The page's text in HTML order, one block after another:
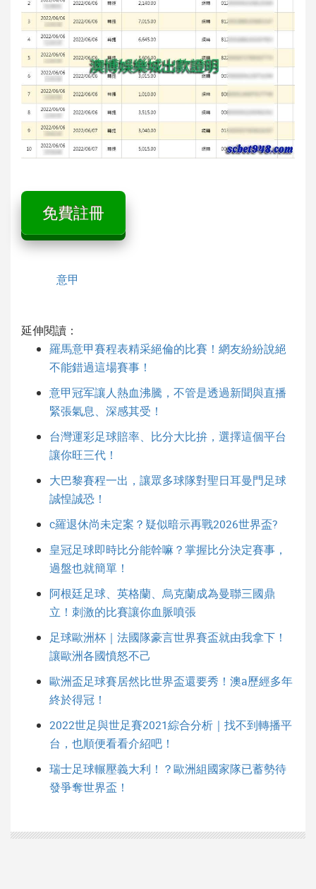
免費註冊
意甲
延伸閱讀：
羅馬意甲賽程表精采絕倫的比賽！網友紛紛說絕
不能錯過這場賽事！
意甲冠军讓人熱血沸騰，不管是透過新聞與直播
緊張氣息、深感其受！
台灣運彩足球賠率、比分大比拚，選擇這個平台
讓你旺三代！
大巴黎賽程一出，讓眾多球隊對聖日耳曼門足球
誠惶誠恐！
c羅退休尚未定案？疑似暗示再戰2026世界盃?
皇冠足球即時比分能幹嘛？掌握比分決定賽事，
過盤也就簡單！
阿根廷足球、英格蘭、烏克蘭成為曼聯三國鼎
立！刺激的比賽讓你血脈噴張
足球歐洲杯｜法國隊豪言世界賽盃就由我拿下！
讓歐洲各國憤怒不己
歐洲盃足球賽居然比世界盃還要秀！澳a歷經多年
終於得冠！
2022世足與世足賽2021綜合分析｜找不到轉播平
台，也順便看看介紹吧！
瑞士足球輾壓義大利！？歐洲組國家隊已蓄勢待
發爭奪世界盃！